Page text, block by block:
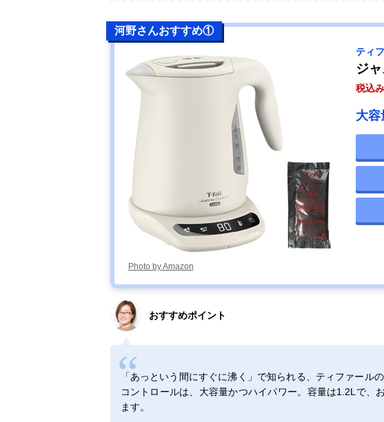
河野さんおすすめ①
Photo by Amazon
ティ
ジ
税込
大容
おすすめポイント
「あっという間にすぐに沸く」で知られる、ティファール
コントロールは、大容量かつハイパワー。容量は1.2Lで、
ます。